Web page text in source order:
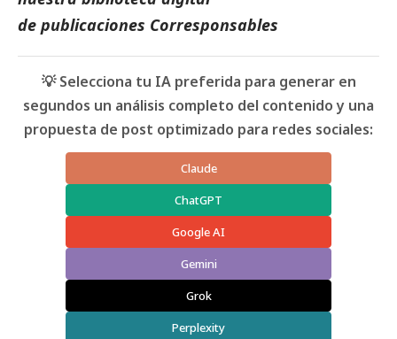
de publicaciones Corresponsables
💡 Selecciona tu IA preferida para generar en
segundos un análisis completo del contenido y una
propuesta de post optimizado para redes sociales:
Claude
ChatGPT
Google AI
Gemini
Grok
Perplexity